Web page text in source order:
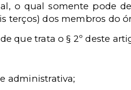
o qual somente pode
terços) dos membros do
que trata o § 2º deste
administrativa;